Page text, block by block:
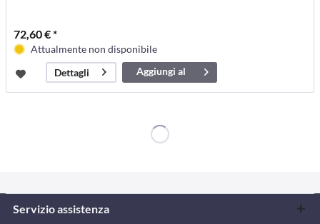
72,60 € *
Attualmente non disponibile
Dettagli
Aggiungi al
carrello
Servizio assistenza